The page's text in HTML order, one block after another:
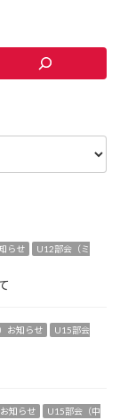
らせ
U12部会（ミ
お知らせ
U15部会
知らせ
U15部会（中